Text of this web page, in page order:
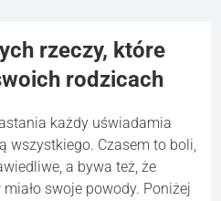
rzeczy, które
rodzicach
każdy uświadamia
wszystkiego. Czasem to boli,
a bywa też, że
swoje powody. Poniżej